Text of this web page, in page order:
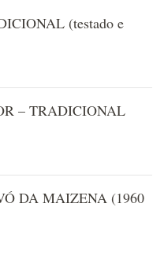
(testado e
– TRADICIONAL
DA MAIZENA (1960